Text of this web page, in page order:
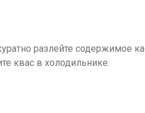
разлейте содержимое
квас в холодильнике.